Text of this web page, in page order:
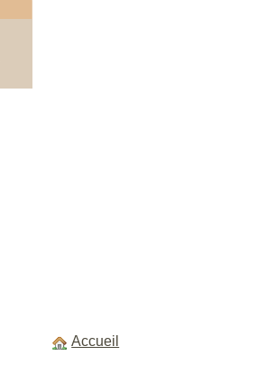
Accueil